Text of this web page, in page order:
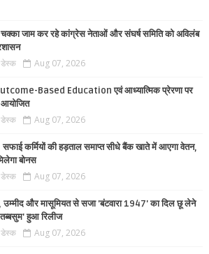
जाम कर रहे कांग्रेस नेताओं और संघर्ष समिति को अविलंब
डेस्क Aug 07, 2026
Based Education एवं आध्यात्मिक प्रेरणा पर
डेस्क Aug 07, 2026
सफाई कर्मियों की हड़ताल समाप्त सीधे बैंक खाते में आएगा वेतन,
बोनस
डेस्क Aug 07, 2026
उम्मीद और मासूमियत से सजा 'बंटवारा 1947' का दिल छू लेने
'तब्बसुम' हुआ रिलीज
डेस्क Aug 07, 2026